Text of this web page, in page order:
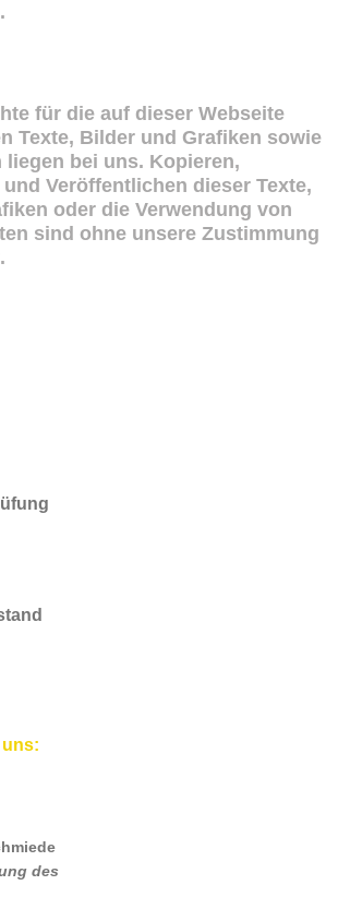
für die auf dieser Webseite
Texte, Bilder und Grafiken sowie
liegen bei uns. Kopieren,
Veröffentlichen dieser Texte,
oder die Verwendung von
sind ohne unsere Zustimmung
uns:
des